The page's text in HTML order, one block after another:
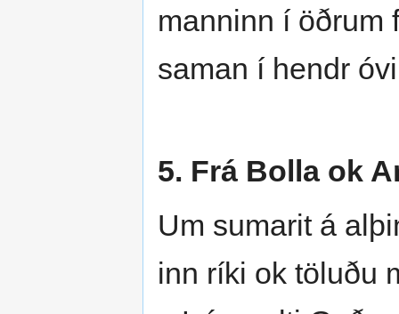
manninn í öðrum
saman í hendr
5. Frá Bolla ok
Um sumarit á
inn ríki ok töluðu